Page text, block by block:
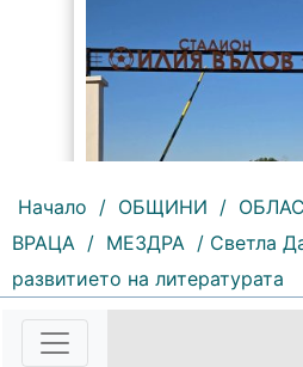
С футболна среща между
Начало / ОБЩИНИ /
ВРАЦА / МЕЗДРА / Светла
развитието на литературата